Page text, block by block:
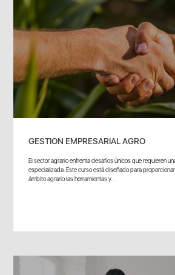
GESTION EMPRESARIAL AGRO
El sector agrario enfrenta desafíos únicos que requieren
especializada. Este curso está diseñado para
ámbito agrario las herramientas y...